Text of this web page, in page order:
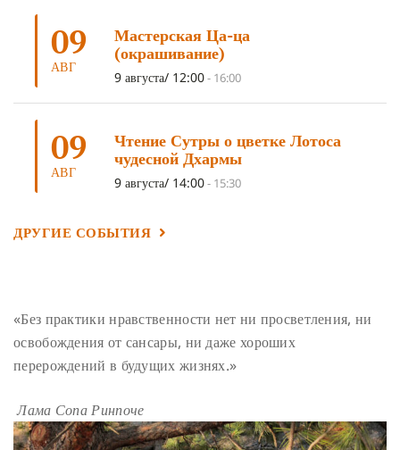
ОТРЕЧЕНИЕ
ПОДНОШЕНИЯ (4) ВОСЕМЬ СТРОФ(4)
ГАНДЕН ЛХАГЬЯМА(3) РАВНОСТНОСТЬ
ШАМАТХА(3) НИРВАНА(3) СХЕМЫ ЛАМРИМА(3)
ТРЕНИРОВКА УМА МОНАШЕСТВО
ПРЕДВАРИТЕЛЬНЫЕ ПРАКТИКИ(3)
ЧОКОР ДЮЧЕН (3) ПОСВЯЩЕНИЕ (2)
ПРОИСХОЖДЕНИЯ(2)
ПАМЯТКА ПРАДЖНЯПАРАМИТА (2)
ЧЕТЫРЕ БЕЗМЕРНЫХ(2)
ЯНГСИ РИНПОЧЕ(2) ТИБЕТ(2) ЛАМА ЧОПА(2)
09
АВГ
Мастерская Ца-ца
(окрашивание)
9 августа/ 12:00- 16:00
09
АВГ
Чтение Сутры о цветке Лотоса
чудесной Дхармы
9 августа/ 14:00- 15:30
ДРУГИЕ СОБЫТИЯ
«Без практики нравственности нет ни просветления, ни
освобождения от сансары, ни даже хороших
перерождений в будущих жизнях.»
Лама Сопа Ринпоче